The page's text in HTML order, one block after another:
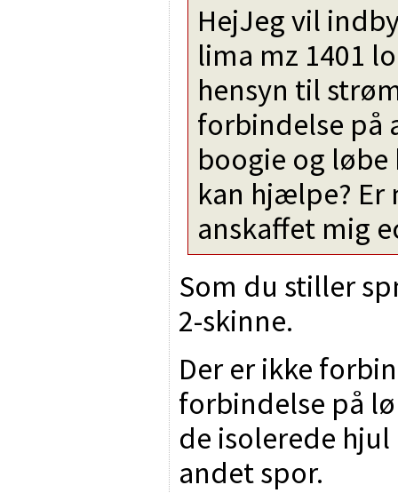
HejJeg vil
lima mz 1401
hensyn til
forbindelse på
boogie og
kan hjælpe?
anskaffet mig
Som du stiller
2-skinne.
Der er ikke
forbindelse på
de isolerede
andet spor.